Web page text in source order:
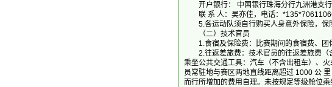
开户银行： 中国银行珠海分行九洲港支行
联 系 人：吴亦佳，电话：
5.各运动队须自行购买人身意外保险，保
（二）技术官员
1.食宿及保险费：比赛期间的食宿费、团
2.往返差旅费：技术官员的往返差旅费（
乘坐公共交通工具：汽车（不含出租车）、
员常驻地与赛区两地直线距离超过 1000 公
而行所增加的费用自理。未按规定等级舱位